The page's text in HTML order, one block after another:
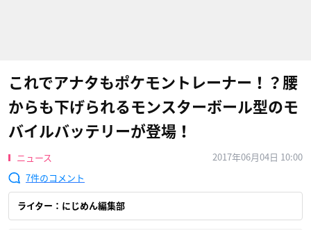
これでアナタもポケモントレーナー！？腰
からも下げられるモンスターボール型のモ
バイルバッテリーが登場！
ニュース
2017年06月04日 10:00
7
ライター：にじめん編集部